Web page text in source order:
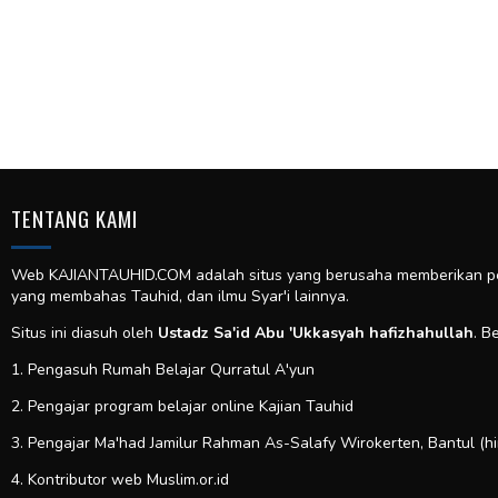
TENTANG KAMI
Web KAJIANTAUHID.COM adalah situs yang berusaha
yang membahas Tauhid, dan ilmu Syar'i lainnya.
Situs ini diasuh oleh Ustadz Sa'id Abu 'Ukkasyah hafizhahullah.
1. Pengasuh Rumah Belajar Qurratul A'yun
2. Pengajar program belajar online Kajian Tauhid
3. Pengajar Ma'had Jamilur Rahman As-Salafy Wirokerten, Bantul
4. Kontributor web Muslim.or.id